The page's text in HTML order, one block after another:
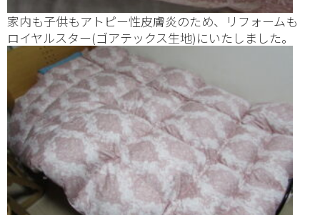
家内も子供もアトピー性皮膚炎のため、リフォームも
ロイヤルスター(ゴアテックス生地)にいたしました。